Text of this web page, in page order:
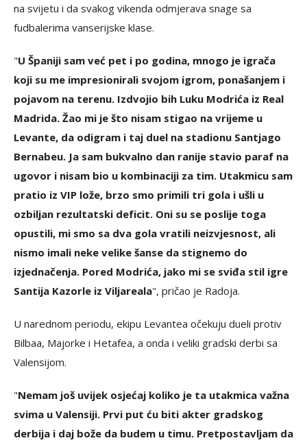
na svijetu i da svakog vikenda odmjerava snage sa
fudbalerima vanserijske klase.
"U Španiji sam već pet i po godina, mnogo je igrača
koji su me impresionirali svojom igrom, ponašanjem i
pojavom na terenu. Izdvojio bih Luku Modrića iz Real
Madrida. Žao mi je što nisam stigao na vrijeme u
Levante, da odigram i taj duel na stadionu Santjago
Bernabeu. Ja sam bukvalno dan ranije stavio paraf na
ugovor i nisam bio u kombinaciji za tim. Utakmicu sam
pratio iz VIP lože, brzo smo primili tri gola i ušli u
ozbiljan rezultatski deficit. Oni su se poslije toga
opustili, mi smo sa dva gola vratili neizvjesnost, ali
nismo imali neke velike šanse da stignemo do
izjednačenja. Pored Modrića, jako mi se sviđa stil igre
Santija Kazorle iz Viljareala", pričao je Radoja.
U narednom periodu, ekipu Levantea očekuju dueli protiv
Bilbaa, Majorke i Hetafea, a onda i veliki gradski derbi sa
Valensijom.
"Nemam još uvijek osjećaj koliko je ta utakmica važna
svima u Valensiji. Prvi put ću biti akter gradskog
derbija i daj bože da budem u timu. Pretpostavljam da